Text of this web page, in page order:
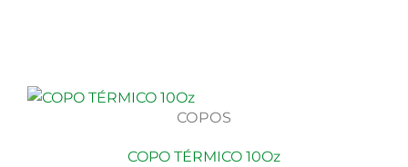
COPOS
COPO TÉRMICO 10Oz